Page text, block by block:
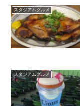
スタジアムグルメ
スタジアムグルメ